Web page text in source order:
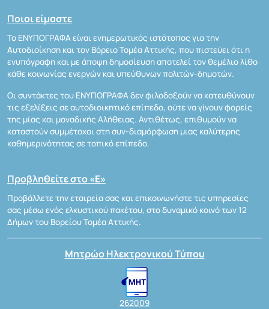
Ποιοι είμαστε
Το ΕΝΥΠΟΓΡΑΦΑ είναι ενημερωτικός ιστότοπος για την
Αυτοδιοίκηση και τον Βόρειο Τομέα Αττικής, που πιστεύει ότι η
ενυπόγραφη και με άποψη δημοσίευση αποτελεί τον θεμέλιο λίθο
κάθε κοινωνίας ενεργών και υπεύθυνων πολιτών-δημοτών.
Οι συντάκτες του ΕΝΥΠΟΓΡΑΦΑ δεν φιλοδοξούν να κατευθύνουν
τις εξελίξεις σε αυτοδιοικητικό επίπεδο, ούτε να γίνουν φορείς
της μίας και μοναδικής Αλήθειας. Αντιθέτως, επιθυμούν να
καταστούν συμμέτοχοι στη συν-διαμόρφωση μιας καλύτερης
καθημερινότητας σε τοπικό επίπεδο.
Προβληθείτε στο «Ε»
Προβάλλετε την εταιρεία σας και επικοινωνήστε τις υπηρεσίες
σας μέσω ενός ελκυστικού πακέτου, στο δυναμικό κοινό των 12
Δήμων του Βορείου Τομέα Αττικής.
Μητρώο Ηλεκτρονικού Τύπου
262009